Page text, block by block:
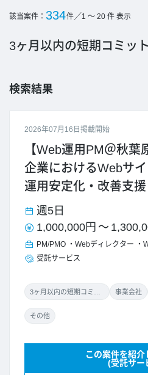
該当案件： 334件／1 ～ 20 件 表示
3ヶ月以内の短期コミッ
検索結果
2026年07月16日掲載開始
【Web運用PM＠秋葉
企業におけるWebサ
運用安定化・改善支援
週5日
1,000,000円 ～
PM/PMO Webディレクター
受託サービス
事業会社
その他
この案件を紹介
(受託サー